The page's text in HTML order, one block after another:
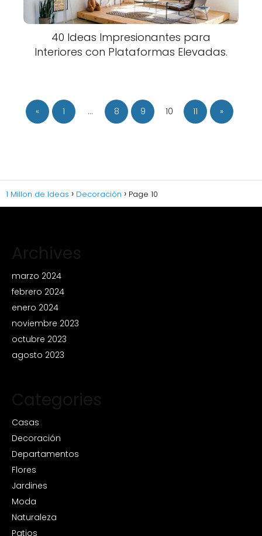
40 Ideas Impresionantes para
Interiores con Plataformas Elevadas.
« 1 … 8 9 10 11 »
1 Millon de Ideas Decoración Page 10
Archives
marzo 2024
febrero 2024
enero 2024
noviembre 2023
octubre 2023
agosto 2023
Categories
Casas
Decoración
Departamentos
Flores
Jardines
Moda
Naturaleza
Patios